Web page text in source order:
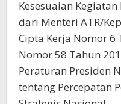
Kesesuaian Kegiatan
dari Menteri ATR/
Cipta Kerja Nomor 6
Nomor 58 Tahun
Peraturan Presiden
tentang Percepatan